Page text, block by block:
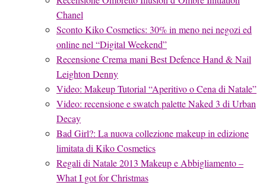
Chanel
Sconto Kiko Cosmetics: 30% in meno nei negozi ed
online nel “Digital Weekend”
Recensione Crema mani Best Defence Hand & Nail
Leighton Denny
Video: Makeup Tutorial “Aperitivo o Cena di Natale”
Video: recensione e swatch palette Naked 3 di Urban
Decay
Bad Girl?: La nuova collezione makeup in edizione
limitata di Kiko Cosmetics
Regali di Natale 2013 Makeup e Abbigliamento –
What I got for Christmas